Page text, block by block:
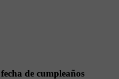
de cumpleaños